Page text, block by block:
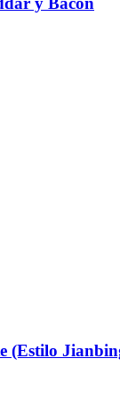
(Estilo